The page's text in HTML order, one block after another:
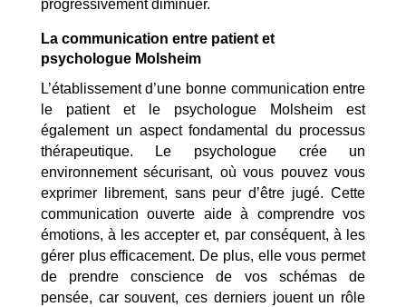
progressivement diminuer.
La communication entre patient et
psychologue Molsheim
L’établissement d’une bonne communication entre
le patient et le psychologue Molsheim est
également un aspect fondamental du processus
thérapeutique. Le psychologue crée un
environnement sécurisant, où vous pouvez vous
exprimer librement, sans peur d’être jugé. Cette
communication ouverte aide à comprendre vos
émotions, à les accepter et, par conséquent, à les
gérer plus efficacement. De plus, elle vous permet
de prendre conscience de vos schémas de
pensée, car souvent, ces derniers jouent un rôle